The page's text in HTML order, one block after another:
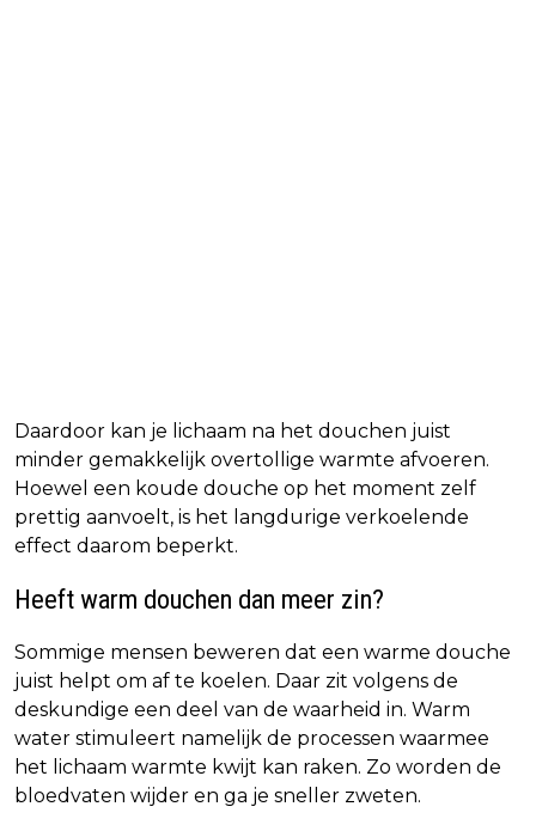
Daardoor kan je lichaam na het douchen juist
minder gemakkelijk overtollige warmte afvoeren.
Hoewel een koude douche op het moment zelf
prettig aanvoelt, is het langdurige verkoelende
effect daarom beperkt.
Heeft warm douchen dan meer zin?
Sommige mensen beweren dat een warme douche
juist helpt om af te koelen. Daar zit volgens de
deskundige een deel van de waarheid in. Warm
water stimuleert namelijk de processen waarmee
het lichaam warmte kwijt kan raken. Zo worden de
bloedvaten wijder en ga je sneller zweten.